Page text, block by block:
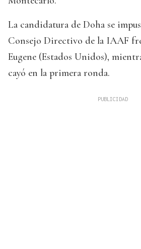
La candidatura de Doha se
Consejo Directivo de la IAAF
Eugene (Estados Unidos),
cayó en la primera ronda.